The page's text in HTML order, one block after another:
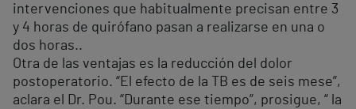
intervenciones que habitualmente precisan entre 3
y 4 horas de quirófano pasan a realizarse en una o
dos horas..
Otra de las ventajas es la reducción del dolor
postoperatorio. “El efecto de la TB es de seis mese”,
aclara el Dr. Pou. “Durante ese tiempo”, prosigue, “ la